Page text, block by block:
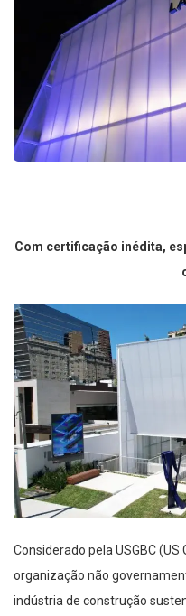
Com certificação inédita,
Considerado pela USGBC (US
organização não
indústria de construção